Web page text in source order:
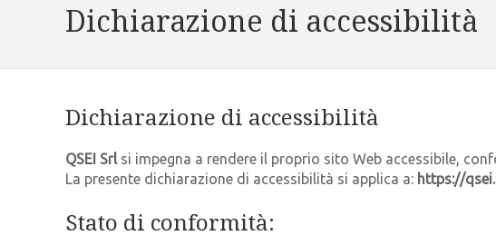
Dichiarazione di accessibilità
Dichiarazione di accessibilità
QSEI Srlsi impegna a rendere il proprio sito Web accessibile,
La presente dichiarazione di accessibilità si applica a: https://
Stato di conformità: